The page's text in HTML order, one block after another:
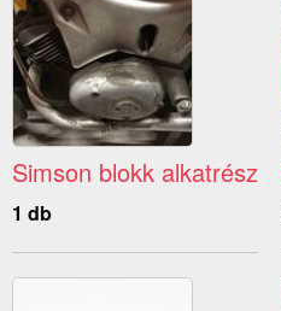
Simson blokk alkatrész
1 db